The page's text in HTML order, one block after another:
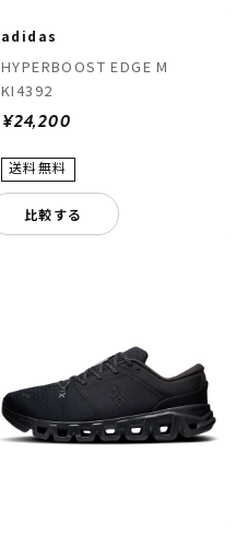
adidas
HYPERBOOST EDGE M
KI4392
¥24,200
比較する